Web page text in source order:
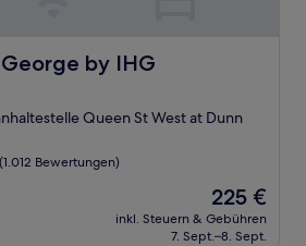
by IHG
by IHG
Queen St West at Dunn
(1.012 Bewertungen)
Der
Preis
beträgt
225 €
inkl. Steuern & Gebühren
7. Sept.–8. Sept.